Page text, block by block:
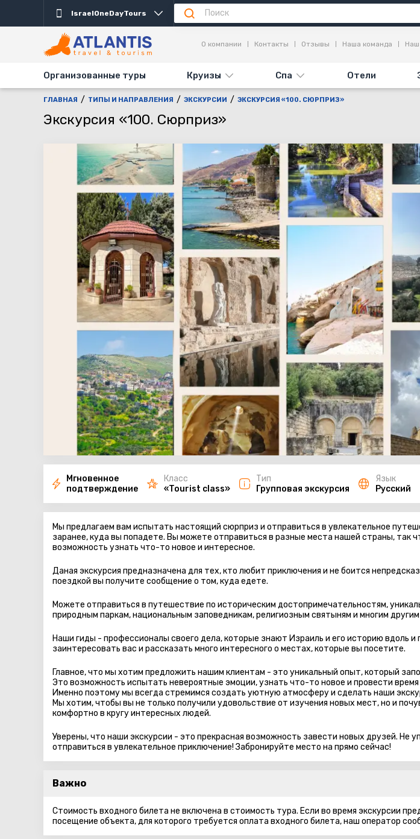
IsraelOneDayTours
Организованные туры Круизы Спа Отели
О компании Контакты Отзывы Наша команда
ГЛАВНАЯ ТИПЫ И НАПРАВЛЕНИЯ ЭКСКУРСИИ ЭКСКУРСИЯ «100. СЮРПРИЗ»
Экскурсия «100. Сюрприз»
Мгновенное
подтверждение
Класс
«Tourist class»
Тип
Групповая экскурсия
Язык
Русский
Мы предлагаем вам испытать настоящий сюрприз и отправиться в увлекательное
заранее, куда вы попадете. Вы можете отправиться в разные места нашей страны, так
возможность узнать что-то новое и интересное.
Даная экскурсия предназначена для тех, кто любит приключения и не боится
поездкой вы получите сообщение о том, куда едете.
Можете отправиться в путешествие по историческим достопримечательностям,
природным паркам, национальным заповедникам, религиозным святыням и многим
Наши гиды - профессионалы своего дела, которые знают Израиль и его историю вдоль и
заинтересовать вас и рассказать много интересного о местах, которые вы посетите.
Главное, что мы хотим предложить нашим клиентам - это уникальный опыт, который
Это возможность испытать невероятные эмоции, узнать что-то новое и провести
Именно поэтому мы всегда стремимся создать уютную атмосферу и сделать наши
Мы хотим, чтобы вы не только получили удовольствие от изучения новых мест, но и
комфортно в кругу интересных людей.
Уверены, что наши экскурсии - это прекрасная возможность завести новых друзей. Не
отправиться в увлекательное приключение! Забронируйте место на прямо сейчас!
Важно
Стоимость входного билета не включена в стоимость тура. Если во время экскурсии
посещение объекта, для которого требуется оплата входного билета, наш оператор
Описание Важно Дни выезда Акция Информация